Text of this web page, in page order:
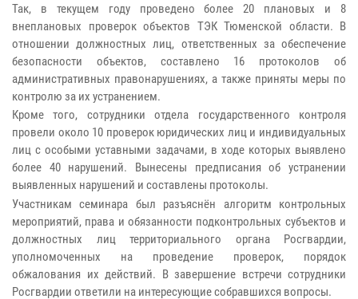
Так, в текущем году проведено более 20 плановых и 8
внеплановых проверок объектов ТЭК Тюменской области. В
отношении должностных лиц, ответственных за обеспечение
безопасности объектов, составлено 16 протоколов об
административных правонарушениях, а также приняты меры по
контролю за их устранением.
Кроме того, сотрудники отдела государственного контроля
провели около 10 проверок юридических лиц и индивидуальных
лиц с особыми уставными задачами, в ходе которых выявлено
более 40 нарушений. Вынесены предписания об устранении
выявленных нарушений и составлены протоколы.
Участникам семинара был разъяснён алгоритм контрольных
мероприятий, права и обязанности подконтрольных субъектов и
должностных лиц территориального органа Росгвардии,
уполномоченных на проведение проверок, порядок
обжалования их действий. В завершение встречи сотрудники
Росгвардии ответили на интересующие собравшихся вопросы.